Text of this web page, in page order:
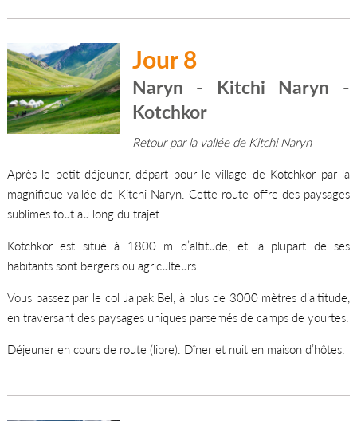
Jour 8
Naryn - Kitchi Naryn -
Kotchkor
Retour par la vallée de Kitchi Naryn
Après le petit-déjeuner, départ pour le village de Kotchkor par la
magnifique vallée de Kitchi Naryn. Cette route offre des paysages
sublimes tout au long du trajet.
Kotchkor est situé à 1800 m d’altitude, et la plupart de ses
habitants sont bergers ou agriculteurs.
Vous passez par le col Jalpak Bel, à plus de 3000 mètres d’altitude,
en traversant des paysages uniques parsemés de camps de yourtes.
Déjeuner en cours de route (libre). Dîner et nuit en maison d’hôtes.